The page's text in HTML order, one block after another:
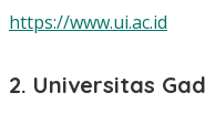
https://www.ui.ac.id
2. Universitas